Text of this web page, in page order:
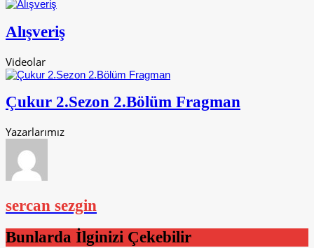
Alışveriş
Videolar
Çukur 2.Sezon 2.Bölüm Fragman
Yazarlarımız
sercan sezgin
Bunlarda İlginizi Çekebilir